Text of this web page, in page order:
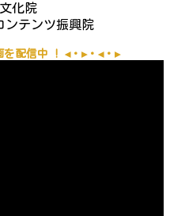
化院
ンテンツ振興院
を配信中 ! ◂・▸・◂・▸